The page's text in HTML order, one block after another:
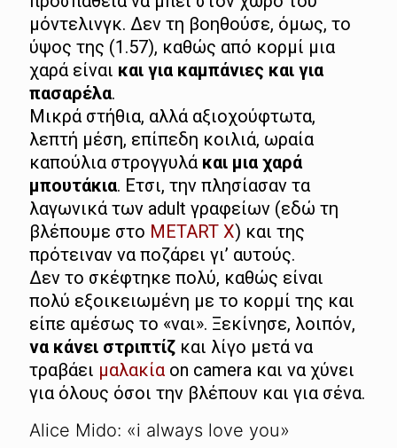
μόντελινγκ. Δεν τη βοηθούσε, όμως, το
ύψος της (1.57), καθώς από κορμί μια
χαρά είναι και για καμπάνιες και για
πασαρέλα.
Μικρά στήθια, αλλά αξιοχούφτωτα,
λεπτή μέση, επίπεδη κοιλιά, ωραία
καπούλια στρογγυλά και μια χαρά
μπουτάκια. Ετσι, την πλησίασαν τα
λαγωνικά των adult γραφείων (εδώ τη
βλέπουμε στο METART X) και της
πρότειναν να ποζάρει γι’ αυτούς.
Δεν το σκέφτηκε πολύ, καθώς είναι
πολύ εξοικειωμένη με το κορμί της και
είπε αμέσως το «ναι». Ξεκίνησε, λοιπόν,
να κάνει στριπτίζ και λίγο μετά να
τραβάει μαλακία on camera και να χύνει
για όλους όσοι την βλέπουν και για σένα.
Alice Mido: «i always love you»